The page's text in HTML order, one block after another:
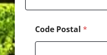
Code Postal *